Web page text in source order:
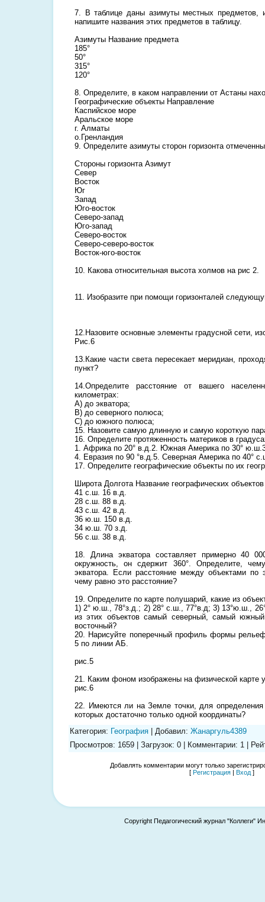
7. В таблице даны азимуты местных предметов,
напишите названия этих предметов в таблицу.
Азимуты Название предмета
185°
50°
315°
120°
8. Определите, в каком направлении от Астаны
Географические объекты Направление
Каспийское море
Аральское море
г. Алматы
о.Гренландия
9. Определите азимуты сторон горизонта
Стороны горизонта Азимут
Север
Восток
Юг
Запад
Юго-восток
Северо-запад
Юго-запад
Северо-восток
Северо-северо-восток
Восток-юго-восток
10. Какова относительная высота холмов на рис 2.
11. Изобразите при помощи горизонталей
12.Назовите основные элементы градусной сети,
Рис.6
13.Какие части света пересекает меридиан,
пункт?
14.Определите расстояние от вашего
километрах:
А) до экватора;
В) до северного полюса;
С) до южного полюса;
15. Назовите самую длинную и самую короткую
16. Определите протяженность материков в
1. Африка по 20° в.д.2. Южная Америка по 30°
4. Евразия по 90 °в.д.5. Северная Америка по 40°
17. Определите географические объекты по их
Широта Долгота Название географических объектов
41 с.ш. 16 в.д.
28 с.ш. 88 в.д.
43 с.ш. 42 в.д.
36 ю.ш. 150 в.д.
34 ю.ш. 70 з.д.
56 с.ш. 38 в.д.
18. Длина экватора составляет примерно 40
окружность, он сдержит 360°. Определите,
экватора. Если расстояние между объектами по
чему равно это расстояние?
19. Определите по карте полушарий, какие из
1) 2° ю.ш., 78°з.д.; 2) 28° с.ш., 77°в.д; 3) 13°ю.ш.,
из этих объектов самый северный, самый
восточный?
20. Нарисуйте поперечный профиль формы
5 по линии АБ.
рис.5
21. Каким фоном изображены на физической карте
рис.6
22. Имеются ли на Земле точки, для определения
которых достаточно только одной координаты?
Категория: География Добавил: Жанаргуль4389
Просмотров: 1659 Загрузок: 0 Комментарии: 1
Добавлять комментарии могут только
[ Регистрация | Вход ]
Copyright Педагогический журнал "Коллеги"